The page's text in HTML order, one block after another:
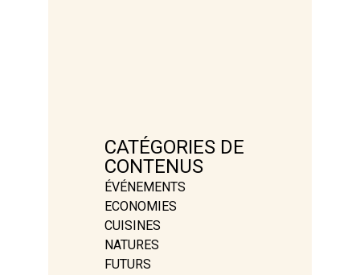
CATÉGORIES DE
CONTENUS
ÉVÉNEMENTS
ECONOMIES
CUISINES
NATURES
FUTURS